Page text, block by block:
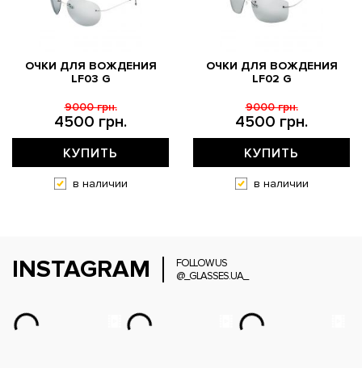
ОЧКИ ДЛЯ ВОЖДЕНИЯ
LF03 G
4500 грн.
9000 грн.
КУПИТЬ
в наличии
ОЧКИ ДЛЯ ВОЖДЕНИЯ
LF02 G
4500 грн.
9000 грн.
КУПИТЬ
в наличии
INSTAGRAM
FOLLOW US
@_GLASSES.UA_